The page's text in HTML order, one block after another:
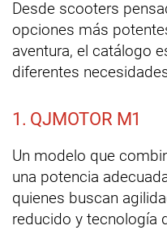
Desde scooters
opciones más
aventura, el catálogo
diferentes
1. QJMOTOR M1
Un modelo que
una potencia
quienes buscan
reducido y tecnología